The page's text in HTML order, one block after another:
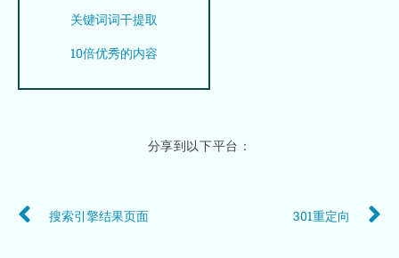
关键词词干提取
10倍优秀的内容
分享到以下平台：
搜索引擎结果页面 301重定向